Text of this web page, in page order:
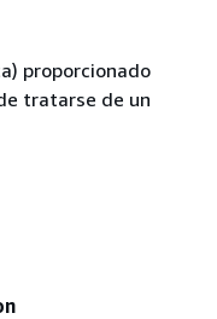
proporcionado
tratarse de un